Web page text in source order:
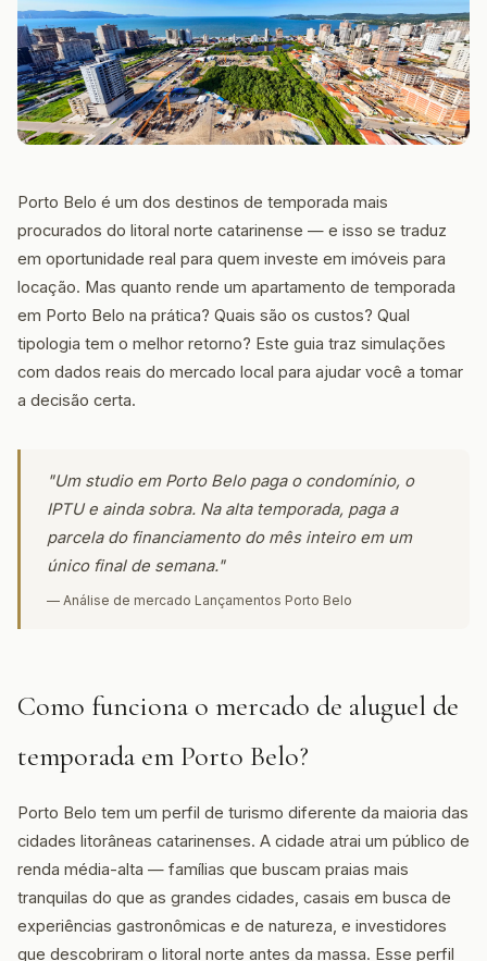
Porto Belo é um dos destinos de temporada mais
procurados do litoral norte catarinense — e isso se traduz
em oportunidade real para quem investe em imóveis para
locação. Mas quanto rende um apartamento de temporada
em Porto Belo na prática? Quais são os custos? Qual
tipologia tem o melhor retorno? Este guia traz simulações
com dados reais do mercado local para ajudar você a tomar
a decisão certa.
"Um studio em Porto Belo paga o condomínio, o
IPTU e ainda sobra. Na alta temporada, paga a
parcela do financiamento do mês inteiro em um
único final de semana."
— Análise de mercado Lançamentos Porto Belo
Como funciona o mercado de aluguel de
temporada em Porto Belo?
Porto Belo tem um perfil de turismo diferente da maioria das
cidades litorâneas catarinenses. A cidade atrai um público de
renda média-alta — famílias que buscam praias mais
tranquilas do que as grandes cidades, casais em busca de
experiências gastronômicas e de natureza, e investidores
que descobriram o litoral norte antes da massa. Esse perfil